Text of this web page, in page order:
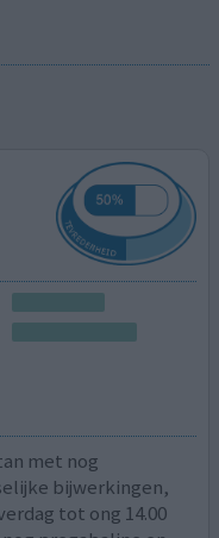
met nog
bijwerkingen,
tot ong 14.00